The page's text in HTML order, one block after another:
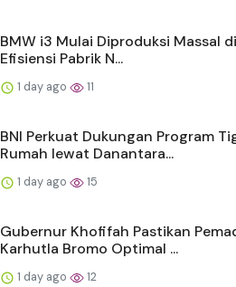
BMW i3 Mulai Diproduksi Massal
Efisiensi Pabrik N...
1 day ago 11
BNI Perkuat Dukungan Program
Rumah lewat Danantara...
1 day ago 15
Gubernur Khofifah Pastikan
Karhutla Bromo Optimal ...
1 day ago 12